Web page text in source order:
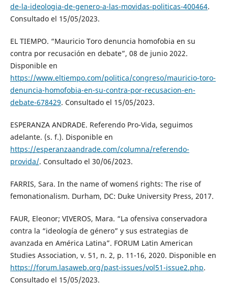
de-la-ideologia-de-genero-a-las-movidas-politicas-400464.
Consultado el 15/05/2023.
EL TIEMPO. “Mauricio Toro denuncia homofobia en su
contra por recusación en debate”, 08 de junio 2022.
Disponible en
https://www.eltiempo.com/politica/congreso/mauricio-toro-
denuncia-homofobia-en-su-contra-por-recusacion-en-
debate-678429. Consultado el 15/05/2023.
ESPERANZA ANDRADE. Referendo Pro-Vida, seguimos
adelante. (s. f.). Disponible en
https://esperanzaandrade.com/columna/referendo-
provida/. Consultado el 30/06/2023.
FARRIS, Sara. In the name of women´s rights: The rise of
femonationalism. Durham, DC: Duke University Press, 2017.
FAUR, Eleonor; VIVEROS, Mara. “La ofensiva conservadora
contra la “ideología de género” y sus estrategias de
avanzada en América Latina”. FORUM Latin American
Studies Association, v. 51, n. 2, p. 11-16, 2020. Disponible en
https://forum.lasaweb.org/past-issues/vol51-issue2.php.
Consultado el 15/05/2023.